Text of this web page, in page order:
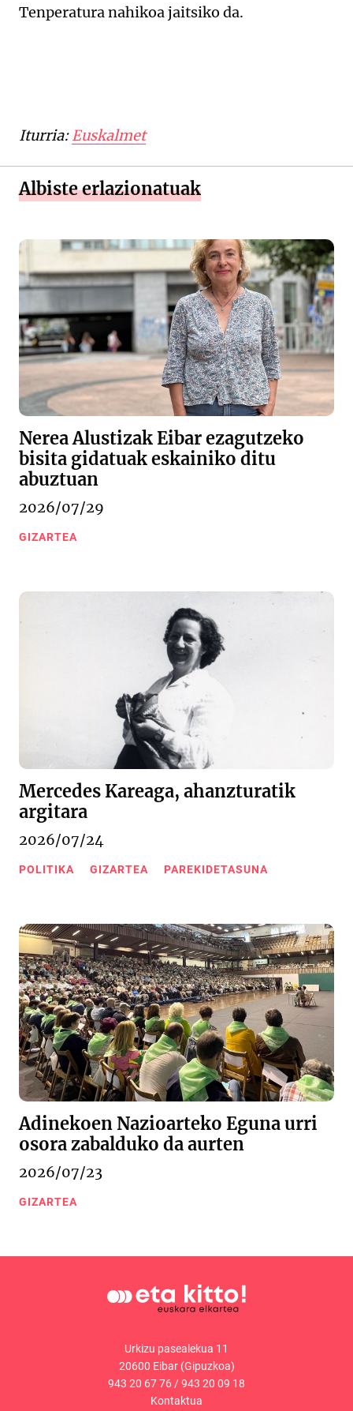
Tenperatura nahikoa jaitsiko da.
Iturria:Euskalmet
Albiste erlazionatuak
Nerea Alustizak Eibar ezagutzeko
bisita gidatuak eskainiko ditu
abuztuan
2026/07/29
GIZARTEA
Mercedes Kareaga, ahanzturatik
argitara
2026/07/24
POLITIKA GIZARTEA PAREKIDETASUNA
Adinekoen Nazioarteko Eguna urri
osora zabalduko da aurten
2026/07/23
GIZARTEA
Urkizu pasealekua 11
20600 Eibar (Gipuzkoa)
943 20 67 76/943 20 09 18
Kontaktua